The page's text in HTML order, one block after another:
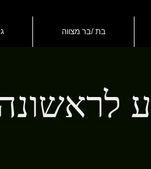
בת /בר מצווה